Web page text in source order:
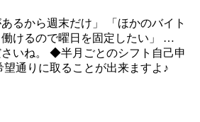
るから週末だけ」 「ほかのバイト
けるので曜日を固定したい」 …
いね。 ◆半月ごとのシフト自己申
通りに取ることが出来ますよ♪